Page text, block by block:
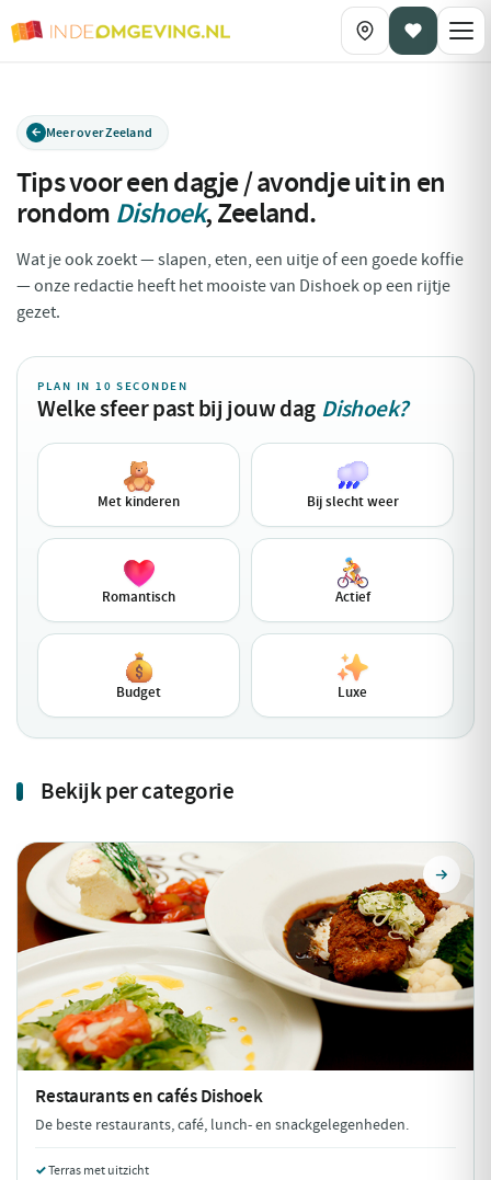
Meer over Zeeland
Tips voor een dagje / avondje uit in en
rondom Dishoek,Zeeland.
Wat je ook zoekt — slapen, eten, een uitje of een goede koffie
— onze redactie heeft het mooiste van Dishoek op een rijtje
gezet.
PLAN IN 10 SECONDEN
Welke sfeer past bij jouw dag Dishoek?
Met kinderen Bij slecht weer
Romantisch Actief
Budget Luxe
Bekijk per categorie
Restaurants en cafésDishoek
De beste restaurants, café, lunch- en snackgelegenheden.
Terras met uitzicht